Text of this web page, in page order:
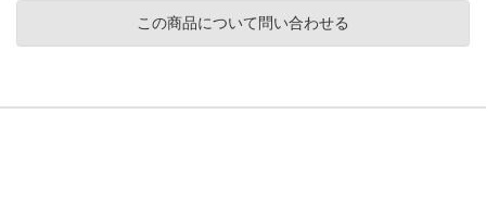
この商品について問い合わせる